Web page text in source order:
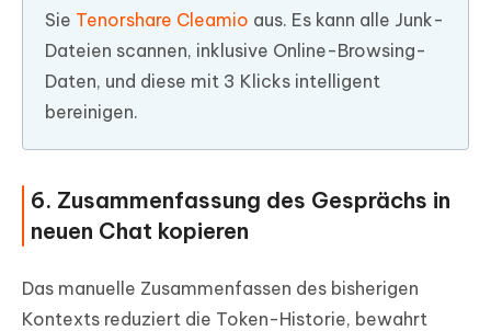
Sie Tenorshare Cleamio aus. Es kann alle Junk-
Dateien scannen, inklusive Online-Browsing-
Daten, und diese mit 3 Klicks intelligent
bereinigen.
6. Zusammenfassung des Gesprächs in
neuen Chat kopieren
Das manuelle Zusammenfassen des bisherigen
Kontexts reduziert die Token-Historie, bewahrt